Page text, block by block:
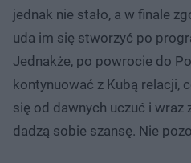
jednak nie stało, a w finale
uda im się stworzyć po
Jednakże, po powrocie do
kontynuować z Kubą relacji,
się od dawnych uczuć i wraz
dadzą sobie szansę. Nie